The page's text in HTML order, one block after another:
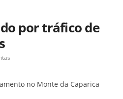
por tráfico de
no Monte da Caparica